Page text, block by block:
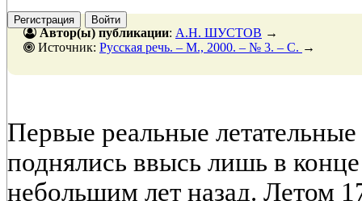
Регистрация Войти
Автор(ы) публикации: А.Н. ШУСТОВ →
Источник: Русская речь. – М., 2000. – № 3. – С. →
Первые реальные
поднялись ввысь лишь в
небольшим лет назад. Летом